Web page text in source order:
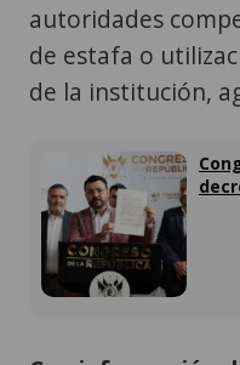
autoridades
de estafa o
de la institución,